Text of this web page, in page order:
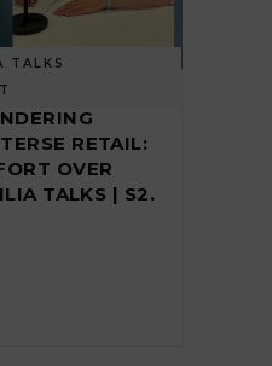
TALKS
RETAIL:
OVER
TALKS | S2.